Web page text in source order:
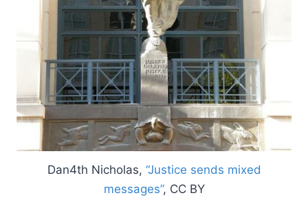
Dan4th Nicholas, “Justice sends mixed
messages”, CC BY